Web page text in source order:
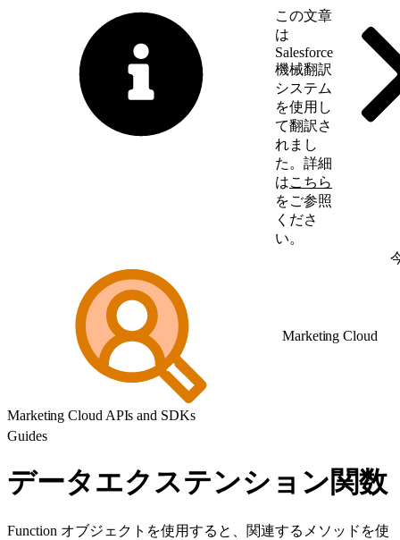
この文章
は
Salesforce
機械翻訳
システム
を使用し
て翻訳さ
れまし
た。詳細
はこちら
をご参照
くださ
い。
Marketing Cloud
Marketing Cloud APIs and SDKs
Guides
データエクステンション関数
Function オブジェクトを使用すると、関連するメソッドを使